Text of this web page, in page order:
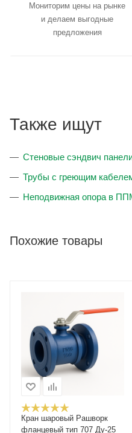
Мониторим цены на рынке
и делаем выгодные
предложения
Также ищут
Стеновые сэндвич
Трубы с греющим
Неподвижная опора в
Похожие товары
Кран шаровый Рашворк
фланцевый тип 707 Ду-25